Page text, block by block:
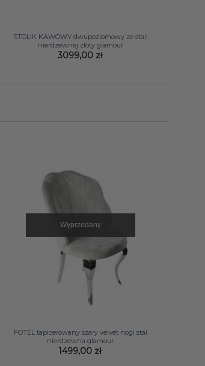
STOLIK KAWOWY dwupoziomowy ze stali
nierdzewnej złoty glamour
3099,00 zł
Wyprzedany
FOTEL tapicerowany szary velvet nogi stal
nierdzewna glamour
1499,00 zł